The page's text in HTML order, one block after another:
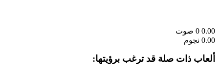
0.00
0 صوت
0.00 نجوم
ألعاب ذات صلة قد ترغب برؤيتها: